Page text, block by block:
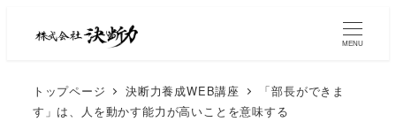
MENU
トップページ 決断力養成WEB講座
「部長ができま
す」は、人を動かす能力が高いことを意味する